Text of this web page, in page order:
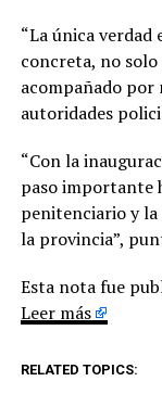
“La única verdad
concreta, no solo
acompañado por
autoridades
“Con la
paso importante
penitenciario y
la provincia”,
Esta nota fue
Leer más
RELATED TOPICS: